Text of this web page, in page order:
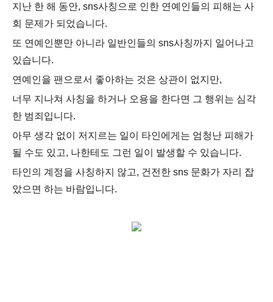
지난 한 해 동안, sns사칭으로 인한 연예인들의 피해는 사
회 문제가 되었습니다.
또 연예인뿐만 아니라 일반인들의 sns사칭까지 일어나고
있습니다.
연예인을 팬으로서 좋아하는 것은 상관이 없지만,
너무 지나쳐 사칭을 하거나 오용을 한다면 그 행위는 심각
한 범죄입니다.
아무 생각 없이 저지르는 일이 타인에게는 엄청난 피해가
될 수도 있고, 나한테도 그런 일이 발생할 수 있습니다.
타인의 계정을 사칭하지 않고, 건전한 sns 문화가 자리 잡
았으면 하는 바람입니다.